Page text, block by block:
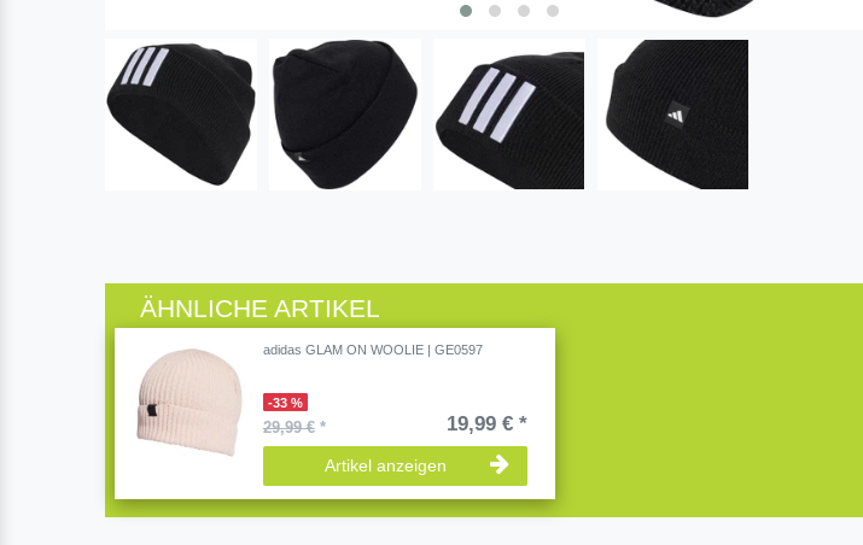
ÄHNLICHE ARTIKEL
adidas GLAM ON WOOLIE | GE0597
-33 %
29,99 €* 19,99 € *
Artikel anzeigen